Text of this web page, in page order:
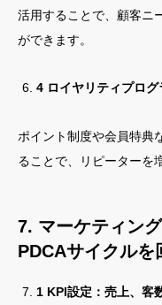
活用することで、顧客ニ
ができます。
4 ロイヤリティプロ
ポイント制度や会員特典
ることで、リピーターを
7. マーケティン
PDCAサイクルを
1 KPI設定：売上、客